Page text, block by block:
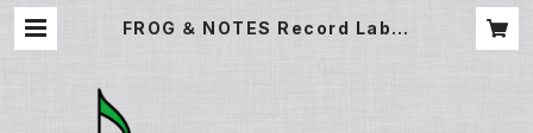
FROG ＆ NOTES Record Label